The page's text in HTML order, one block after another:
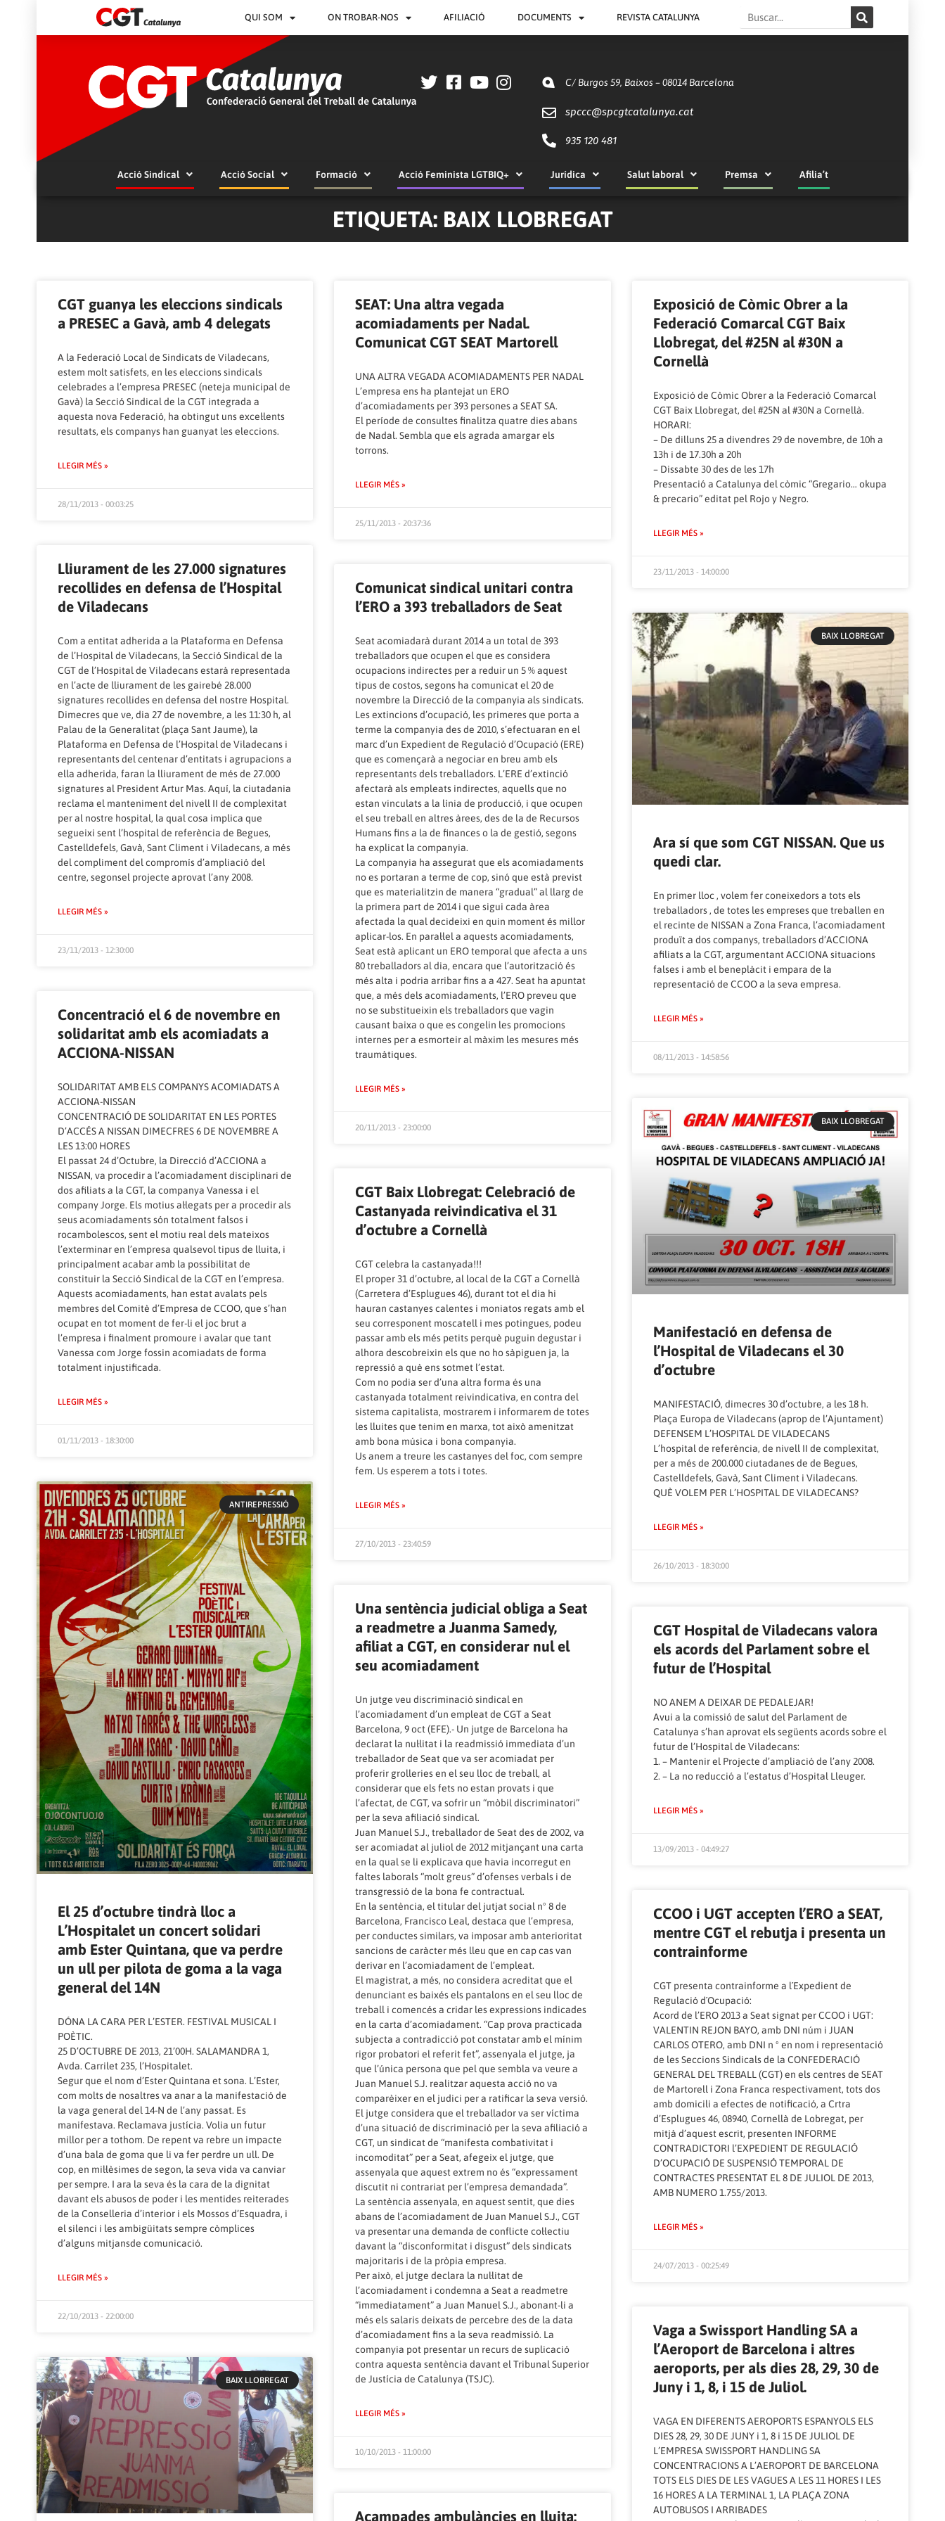
QUI SOM ON TROBAR-NOS AFILIACIÓ DOCUMENTS REVISTA CATALUNYA Search
C/ Burgos 59, Baixos – 08014 Barcelona
spccc@spcgtcatalunya.cat
935 120 481
Acció Sindical Acció Social Formació Acció Feminista LGTBIQ+ Jurídica Salut laboral Premsa Afilia’t
ETIQUETA: BAIX LLOBREGAT
CGT guanya les eleccions sindicals
a PRESEC a Gavà, amb 4 delegats
A la Federació Local de Sindicats de Viladecans,
estem molt satisfets, en les eleccions sindicals
celebrades a l’empresa PRESEC (neteja municipal de
Gavà) la Secció Sindical de la CGT integrada a
aquesta nova Federació, ha obtingut uns excel·lents
resultats, els companys han guanyat les eleccions.
LLEGIR MÉS »
28/11/2013 - 00:03:25
SEAT: Una altra vegada
acomiadaments per Nadal.
Comunicat CGT SEAT Martorell
UNA ALTRA VEGADA ACOMIADAMENTS PER NADAL
L’empresa ens ha plantejat un ERO
d’acomiadaments per 393 persones a SEAT SA.
El període de consultes finalitza quatre dies abans
de Nadal. Sembla que els agrada amargar els
torrons.
LLEGIR MÉS »
25/11/2013 - 20:37:36
Exposició de Còmic Obrer a la
Federació Comarcal CGT Baix
Llobregat, del #25N al #30N a
Cornellà
Exposició de Còmic Obrer a la Federació Comarcal
CGT Baix Llobregat, del #25N al #30N a Cornellà.
HORARI:
– De dilluns 25 a divendres 29 de novembre, de 10h a
13h i de 17.30h a 20h
– Dissabte 30 des de les 17h
Presentació a Catalunya del còmic “Gregario… okupa
& precario” editat pel Rojo y Negro.
LLEGIR MÉS »
23/11/2013 - 14:00:00
Lliurament de les 27.000 signatures
recollides en defensa de l’Hospital
de Viladecans
Com a entitat adherida a la Plataforma en Defensa
de l’Hospital de Viladecans, la Secció Sindical de la
CGT de l’Hospital de Viladecans estarà representada
en l’acte de lliurament de les gairebé 28.000
signatures recollides en defensa del nostre Hospital.
Dimecres que ve, dia 27 de novembre, a les 11:30 h, al
Palau de la Generalitat (plaça Sant Jaume), la
Plataforma en Defensa de l’Hospital de Viladecans i
representants del centenar d’entitats i agrupacions a
ella adherida, faran la lliurament de més de 27.000
signatures al President Artur Mas. Aquí, la ciutadania
reclama el manteniment del nivell II de complexitat
per al nostre hospital, la qual cosa implica que
segueixi sent l’hospital de referència de Begues,
Castelldefels, Gavà, Sant Climent i Viladecans, a més
del compliment del compromís d’ampliació del
centre, segonsel projecte aprovat l’any 2008.
LLEGIR MÉS »
23/11/2013 - 12:30:00
Comunicat sindical unitari contra
l’ERO a 393 treballadors de Seat
Seat acomiadarà durant 2014 a un total de 393
treballadors que ocupen el que es considera
ocupacions indirectes per a reduir un 5 % aquest
tipus de costos, segons ha comunicat el 20 de
novembre la Direcció de la companyia als sindicats.
Les extincions d’ocupació, les primeres que porta a
terme la companyia des de 2010, s’efectuaran en el
marc d’un Expedient de Regulació d’Ocupació (ERE)
que es començarà a negociar en breu amb els
representants dels treballadors. L’ERE d’extinció
afectarà als empleats indirectes, aquells que no
estan vinculats a la línia de producció, i que ocupen
el seu treball en altres àrees, des de la de Recursos
Humans fins a la de finances o la de gestió, segons
ha explicat la companyia.
La companyia ha assegurat que els acomiadaments
no es portaran a terme de cop, sinó que està previst
que es materialitzin de manera “gradual” al llarg de
la primera part de 2014 i que sigui cada àrea
afectada la qual decideixi en quin moment és millor
aplicar-los. En paral·lel a aquests acomiadaments,
Seat està aplicant un ERO temporal que afecta a uns
80 treballadors al dia, encara que l’autorització és
més alta i podria arribar fins a a 427. Seat ha apuntat
que, a més dels acomiadaments, l’ERO preveu que
no se substitueixin els treballadors que vagin
causant baixa o que es congelin les promocions
internes per a esmorteir al màxim les mesures més
traumàtiques.
LLEGIR MÉS »
20/11/2013 - 23:00:00
BAIX LLOBREGAT
Ara sí que som CGT NISSAN. Que us
quedi clar.
En primer lloc , volem fer coneixedors a tots els
treballadors , de totes les empreses que treballen en
el recinte de NISSAN a Zona Franca, l’acomiadament
produït a dos companys, treballadors d’ACCIONA
afiliats a la CGT, argumentant ACCIONA situacions
falses i amb el beneplàcit i empara de la
representació de CCOO a la seva empresa.
LLEGIR MÉS »
08/11/2013 - 14:58:56
Concentració el 6 de novembre en
solidaritat amb els acomiadats a
ACCIONA-NISSAN
SOLIDARITAT AMB ELS COMPANYS ACOMIADATS A
ACCIONA-NISSAN
CONCENTRACIÓ DE SOLIDARITAT EN LES PORTES
D’ACCÉS A NISSAN DIMECFRES 6 DE NOVEMBRE A
LES 13:00 HORES
El passat 24 d’Octubre, la Direcció d’ACCIONA a
NISSAN, va procedir a l’acomiadament disciplinari de
dos afiliats a la CGT, la companya Vanessa i el
company Jorge. Els motius al·legats per a procedir als
seus acomiadaments són totalment falsos i
rocambolescos, sent el motiu real dels mateixos
l’exterminar en l’empresa qualsevol tipus de lluita, i
principalment acabar amb la possibilitat de
constituir la Secció Sindical de la CGT en l’empresa.
Aquests acomiadaments, han estat avalats pels
membres del Comitè d’Empresa de CCOO, que s’han
ocupat en tot moment de fer-li el joc brut a
l’empresa i finalment promoure i avalar que tant
Vanessa com Jorge fossin acomiadats de forma
totalment injustificada.
LLEGIR MÉS »
01/11/2013 - 18:30:00
CGT Baix Llobregat: Celebració de
Castanyada reivindicativa el 31
d’octubre a Cornellà
CGT celebra la castanyada!!!
El proper 31 d’octubre, al local de la CGT a Cornellà
(Carretera d’Esplugues 46), durant tot el dia hi
hauran castanyes calentes i moniatos regats amb el
seu corresponent moscatell i mes potingues, podeu
passar amb els més petits perquè puguin degustar i
alhora descobreixin els que no ho sàpiguen ja, la
repressió a què ens sotmet l’estat.
Com no podia ser d’una altra forma és una
castanyada totalment reivindicativa, en contra del
sistema capitalista, mostrarem i informarem de totes
les lluites que tenim en marxa, tot això amenitzat
amb bona música i bona companyia.
Us anem a treure les castanyes del foc, com sempre
fem. Us esperem a tots i totes.
LLEGIR MÉS »
27/10/2013 - 23:40:59
BAIX LLOBREGAT
Manifestació en defensa de
l’Hospital de Viladecans el 30
d’octubre
MANIFESTACIÓ, dimecres 30 d’octubre, a les 18 h.
Plaça Europa de Viladecans (aprop de l’Ajuntament)
DEFENSEM L’HOSPITAL DE VILADECANS
L’hospital de referència, de nivell II de complexitat,
per a més de 200.000 ciutadanes de de Begues,
Castelldefels, Gavà, Sant Climent i Viladecans.
QUÈ VOLEM PER L’HOSPITAL DE VILADECANS?
LLEGIR MÉS »
26/10/2013 - 18:30:00
ANTIREPRESSIÓ
El 25 d’octubre tindrà lloc a
L’Hospitalet un concert solidari
amb Ester Quintana, que va perdre
un ull per pilota de goma a la vaga
general del 14N
DÓNA LA CARA PER L’ESTER. FESTIVAL MUSICAL I
POÈTIC.
25 D’OCTUBRE DE 2013, 21’00H. SALAMANDRA 1,
Avda. Carrilet 235, l’Hospitalet.
Segur que el nom d’Ester Quintana et sona. L’Ester,
com molts de nosaltres va anar a la manifestació de
la vaga general del 14-N de l’any passat. Es
manifestava. Reclamava justícia. Volia un futur
millor per a tothom. De repent va rebre un impacte
d’una bala de goma que li va fer perdre un ull. De
cop, en mil·lèsimes de segon, la seva vida va canviar
per sempre. I ara la seva és la cara de la dignitat
davant els abusos de poder i les mentides reiterades
de la Conselleria d’interior i els Mossos d’Esquadra, i
el silenci i les ambigüitats sempre còmplices
d’alguns mitjansde comunicació.
LLEGIR MÉS »
22/10/2013 - 22:00:00
Una sentència judicial obliga a Seat
a readmetre a Juanma Samedy,
afiliat a CGT, en considerar nul el
seu acomiadament
Un jutge veu discriminació sindical en
l’acomiadament d’un empleat de CGT a Seat
Barcelona, 9 oct (EFE).- Un jutge de Barcelona ha
declarat la nul·litat i la readmissió immediata d’un
treballador de Seat que va ser acomiadat per
proferir grolleries en el seu lloc de treball, al
considerar que els fets no estan provats i que
l’afectat, de CGT, va sofrir un “mòbil discriminatori”
per la seva afiliació sindical.
Juan Manuel S.J., treballador de Seat des de 2002, va
ser acomiadat al juliol de 2012 mitjançant una carta
en la qual se li explicava que havia incorregut en
faltes laborals “molt greus” d’ofenses verbals i de
transgressió de la bona fe contractual.
En la sentència, el titular del jutjat social nº 8 de
Barcelona, Francisco Leal, destaca que l’empresa,
per conductes similars, va imposar amb anterioritat
sancions de caràcter més lleu que en cap cas van
derivar en l’acomiadament de l’empleat.
El magistrat, a més, no considera acreditat que el
denunciant es baixés els pantalons en el seu lloc de
treball i comencés a cridar les expressions indicades
en la carta d’acomiadament. “Cap prova practicada
subjecta a contradicció pot constatar amb el mínim
rigor probatori el referit fet”, assenyala el jutge, ja
que l’única persona que pel que sembla va veure a
Juan Manuel S.J. realitzar aquesta acció no va
comparèixer en el judici per a ratificar la seva versió.
El jutge considera que el treballador va ser víctima
d’una situació de discriminació per la seva afiliació a
CGT, un sindicat de “manifesta combativitat i
incomoditat” per a Seat, afegeix el jutge, que
assenyala que aquest extrem no és “expressament
discutit ni contrariat per l’empresa demandada”.
La sentència assenyala, en aquest sentit, que dies
abans de l’acomiadament de Juan Manuel S.J., CGT
va presentar una demanda de conflicte col·lectiu
davant la “disconformitat i disgust” dels sindicats
majoritaris i de la pròpia empresa.
Per això, el jutge declara la nul·litat de
l’acomiadament i condemna a Seat a readmetre
“immediatament” a Juan Manuel S.J., abonant-li a
més els salaris deixats de percebre des de la data
d’acomiadament fins a la seva readmissió. La
companyia pot presentar un recurs de suplicació
contra aquesta sentència davant el Tribunal Superior
de Justícia de Catalunya (TSJC).
LLEGIR MÉS »
10/10/2013 - 11:00:00
CGT Hospital de Viladecans valora
els acords del Parlament sobre el
futur de l’Hospital
NO ANEM A DEIXAR DE PEDALEJAR!
Avui a la comissió de salut del Parlament de
Catalunya s’han aprovat els següents acords sobre el
futur de l’Hospital de Viladecans:
1. – Mantenir el Projecte d’ampliació de l’any 2008.
2. – La no reducció a l’estatus d’Hospital Lleuger.
LLEGIR MÉS »
13/09/2013 - 04:49:27
BAIX LLOBREGAT
Acampades ambulàncies en lluita:
CCOO i UGT accepten l’ERO a SEAT,
mentre CGT el rebutja i presenta un
contrainforme
CGT presenta contrainforme a l´Expedient de
Regulació d´Ocupació:
Acord de l’ERO 2013 a Seat signat per CCOO i UGT:
VALENTIN REJON BAYO, amb DNI núm i JUAN
CARLOS OTERO, amb DNI n º en nom i representació
de les Seccions Sindicals de la CONFEDERACIÓ
GENERAL DEL TREBALL (CGT) en els centres de SEAT
de Martorell i Zona Franca respectivament, tots dos
amb domicili a efectes de notificació, a Crtra
d’Esplugues 46, 08940, Cornellà de Lobregat, per
mitjà d’aquest escrit, presenten INFORME
CONTRADICTORI l’EXPEDIENT DE REGULACIÓ
D’OCUPACIÓ DE SUSPENSIÓ TEMPORAL DE
CONTRACTES PRESENTAT EL 8 DE JULIOL DE 2013,
AMB NUMERO 1.755/2013.
LLEGIR MÉS »
24/07/2013 - 00:25:49
Vaga a Swissport Handling SA a
l’Aeroport de Barcelona i altres
aeroports, per als dies 28, 29, 30 de
Juny i 1, 8, i 15 de Juliol.
VAGA EN DIFERENTS AEROPORTS ESPANYOLS ELS
DIES 28, 29, 30 DE JUNY i 1, 8 i 15 DE JULIOL DE
L’EMPRESA SWISSPORT HANDLING SA
CONCENTRACIONS A L’AEROPORT DE BARCELONA
TOTS ELS DIES DE LES VAGUES A LES 11 HORES I LES
16 HORES A LA TERMINAL 1, LA PLAÇA ZONA
AUTOBUSOS I ARRIBADES